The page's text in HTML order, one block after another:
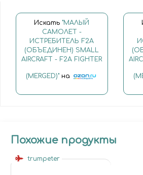
Искать "МАЛЫЙ
САМОЛЕТ -
ИСТРЕБИТЕЛЬ F2A
(ОБЪЕДИНЕН) SMALL
AIRCRAFT - F2A FIGHTER
(MERGED)" на
Похожие продукты
trumpeter